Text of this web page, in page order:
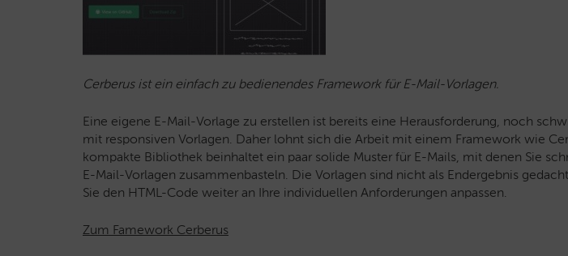
Cerberus ist ein einfach zu bedienendes Framework für E-Mail-Vorlagen.
Eine eigene E-Mail-Vorlage zu erstellen ist bereits eine Herausforderung, noch
mit responsiven Vorlagen. Daher lohnt sich die Arbeit mit einem Framework wie
kompakte Bibliothek beinhaltet ein paar solide Muster für E-Mails, mit denen Sie
E-Mail-Vorlagen zusammenbasteln. Die Vorlagen sind nicht als Endergebnis
Sie den HTML-Code weiter an Ihre individuellen Anforderungen anpassen.
Zum Famework Cerberus